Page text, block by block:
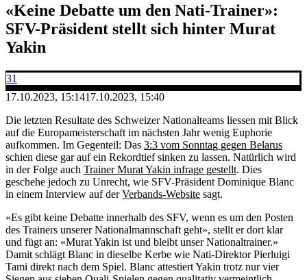
«Keine Debatte um den Nati-Trainer»:
SFV-Präsident stellt sich hinter Murat
Yakin
31
17.10.2023, 15:1417.10.2023, 15:40
Die letzten Resultate des Schweizer Nationalteams liessen mit Blick
auf die Europameisterschaft im nächsten Jahr wenig Euphorie
aufkommen. Im Gegenteil: Das 3:3 vom Sonntag gegen Belarus
schien diese gar auf ein Rekordtief sinken zu lassen. Natürlich wird
in der Folge auch Trainer Murat Yakin infrage gestellt. Dies
geschehe jedoch zu Unrecht, wie SFV-Präsident Dominique Blanc
in einem Interview auf derVerbands-Website sagt.
«Es gibt keine Debatte innerhalb des SFV, wenn es um den Posten
des Trainers unserer Nationalmannschaft geht», stellt er dort klar
und fügt an: «Murat Yakin ist und bleibt unser Nationaltrainer.»
Damit schlägt Blanc in dieselbe Kerbe wie Nati-Direktor Pierluigi
Tami direkt nach dem Spiel. Blanc attestiert Yakin trotz nur vier